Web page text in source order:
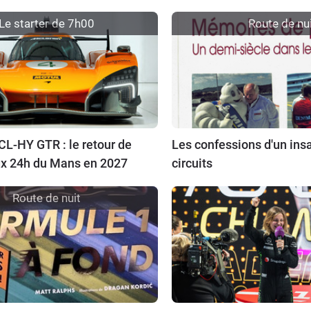
Le starter de 7h00
HY GTR : le retour de
24h du Mans en 2027
Route de
Les confessions d'un
circuits
Route de nuit